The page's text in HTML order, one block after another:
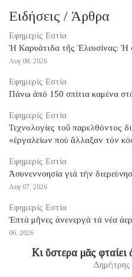
Ειδήσεις / Άρθρα
Εφημερίς Εστία
Ἡ Καρυάτιδα τῆς Ἐλευσίνας: Ἡ
Αυγ 08, 2026
Εφημερίς Εστία
Πάνω ἀπό 150 σπίτια καμένα
Εφημερίς Εστία
Τεχνολογίες τοῦ παρελθόντος
«ἐργαλείων πού ἄλλαξαν τόν
Εφημερίς Εστία
Ἀσυνεννοησία γιά τήν
Αυγ 07, 2026
Εφημερίς Εστία
Ἑπτά μῆνες ἀνενεργά τά νέα
06, 2026
Κι ὕστερα μᾶς